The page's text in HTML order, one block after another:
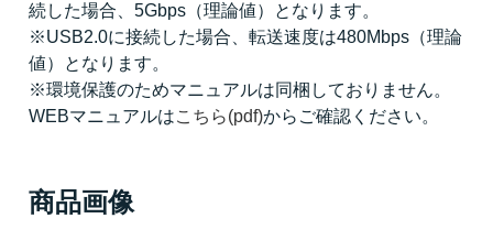
続した場合、5Gbps（理論値）となります。
※USB2.0に接続した場合、転送速度は480Mbps（理論
値）となります。
※環境保護のためマニュアルは同梱しておりません。
WEBマニュアルはこちら(pdf)からご確認ください。
商品画像